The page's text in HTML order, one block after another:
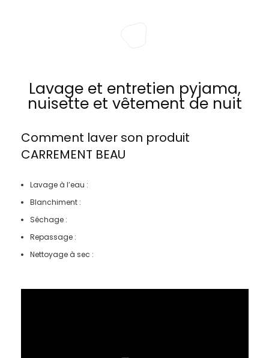
Lavage et entretien pyjama,
nuisette et vêtement de nuit
Comment laver son produit
CARREMENT BEAU
Lavage à l’eau :
Blanchiment :
Séchage :
Repassage :
Nettoyage à sec :